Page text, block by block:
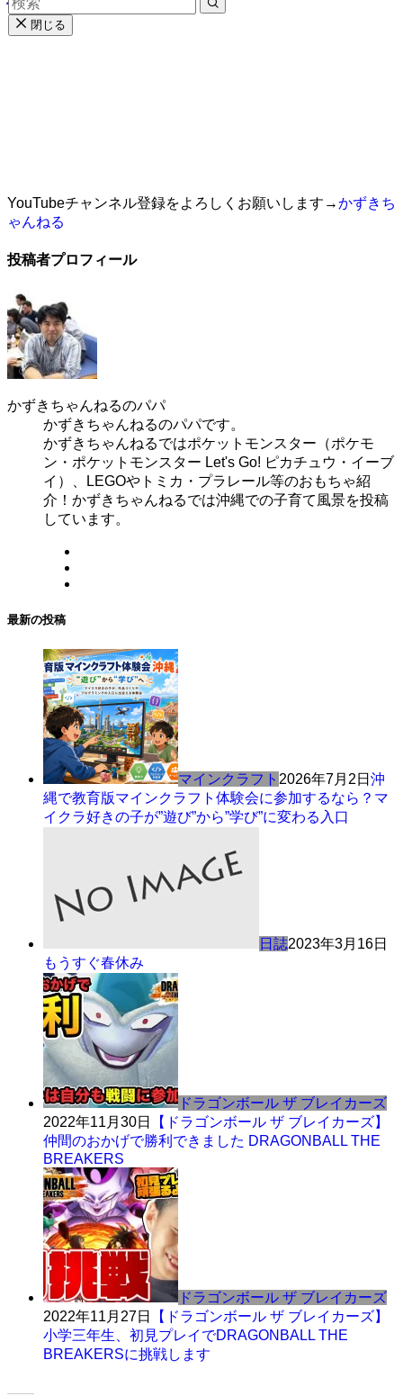
YouTubeチャンネル登録をよろしくお願いします→かずきち
ゃんねる
投稿者プロフィール
かずきちゃんねるのパパ
かずきちゃんねるのパパです。
かずきちゃんねるではポケットモンスター（ポケモ
ン・ポケットモンスター Let's Go! ピカチュウ・イーブ
イ）、LEGOやトミカ・プラレール等のおもちゃ紹
介！かずきちゃんねるでは沖縄での子育て風景を投稿
しています。
最新の投稿
マインクラフト 2026年7月2日 沖
縄で教育版マインクラフト体験会に参加するなら？マ
イクラ好きの子が”遊び”から”学び”に変わる入口
日誌2023年3月16日
もうすぐ春休み
ドラゴンボール ザ ブレイカーズ
2022年11月30日
【ドラゴンボール ザ ブレイカーズ】
仲間のおかげで勝利できました DRAGONBALL THE
BREAKERS
ドラゴンボール ザ ブレイカーズ
2022年11月27日
【ドラゴンボール ザ ブレイカーズ】
小学三年生、初見プレイでDRAGONBALL THE
BREAKERSに挑戦します
閉じる